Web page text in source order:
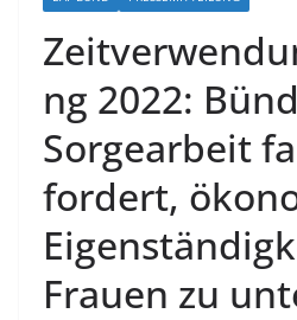
ng 2022:
Sorgearbeit
fordert,
Frauen zu